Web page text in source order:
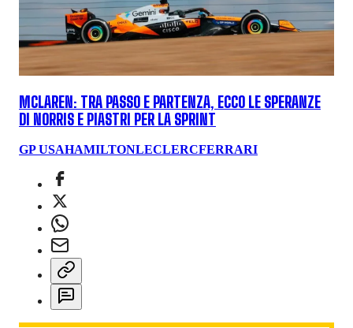
MCLAREN: TRA PASSO E PARTENZA, ECCO LE SPERANZE
DI NORRIS E PIASTRI PER LA SPRINT
GP USAHAMILTONLECLERCFERRARI